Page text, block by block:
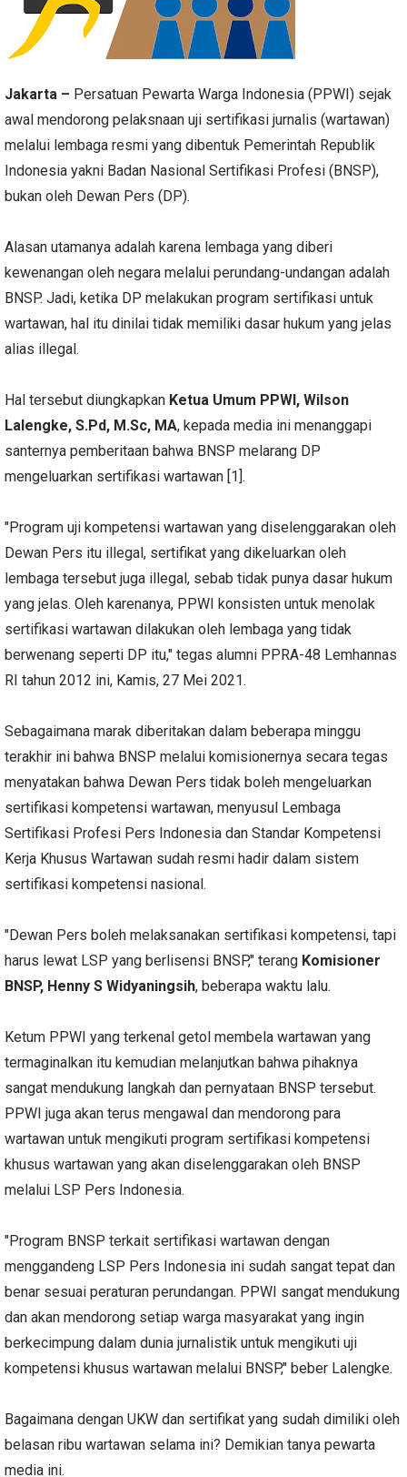
Jakarta – Persatuan Pewarta Warga Indonesia (PPWI) sejak
awal mendorong pelaksnaan uji sertifikasi jurnalis (wartawan)
melalui lembaga resmi yang dibentuk Pemerintah Republik
Indonesia yakni Badan Nasional Sertifikasi Profesi (BNSP),
bukan oleh Dewan Pers (DP).
Alasan utamanya adalah karena lembaga yang diberi
kewenangan oleh negara melalui perundang-undangan adalah
BNSP. Jadi, ketika DP melakukan program sertifikasi untuk
wartawan, hal itu dinilai tidak memiliki dasar hukum yang jelas
alias illegal.
Hal tersebut diungkapkan Ketua Umum PPWI, Wilson
Lalengke, S.Pd, M.Sc, MA, kepada media ini menanggapi
santernya pemberitaan bahwa BNSP melarang DP
mengeluarkan sertifikasi wartawan [1].
"Program uji kompetensi wartawan yang diselenggarakan oleh
Dewan Pers itu illegal, sertifikat yang dikeluarkan oleh
lembaga tersebut juga illegal, sebab tidak punya dasar hukum
yang jelas. Oleh karenanya, PPWI konsisten untuk menolak
sertifikasi wartawan dilakukan oleh lembaga yang tidak
berwenang seperti DP itu," tegas alumni PPRA-48 Lemhannas
RI tahun 2012 ini, Kamis, 27 Mei 2021.
Sebagaimana marak diberitakan dalam beberapa minggu
terakhir ini bahwa BNSP melalui komisionernya secara tegas
menyatakan bahwa Dewan Pers tidak boleh mengeluarkan
sertifikasi kompetensi wartawan, menyusul Lembaga
Sertifikasi Profesi Pers Indonesia dan Standar Kompetensi
Kerja Khusus Wartawan sudah resmi hadir dalam sistem
sertifikasi kompetensi nasional.
"Dewan Pers boleh melaksanakan sertifikasi kompetensi, tapi
harus lewat LSP yang berlisensi BNSP," terang Komisioner
BNSP, Henny S Widyaningsih, beberapa waktu lalu.
Ketum PPWI yang terkenal getol membela wartawan yang
termaginalkan itu kemudian melanjutkan bahwa pihaknya
sangat mendukung langkah dan pernyataan BNSP tersebut.
PPWI juga akan terus mengawal dan mendorong para
wartawan untuk mengikuti program sertifikasi kompetensi
khusus wartawan yang akan diselenggarakan oleh BNSP
melalui LSP Pers Indonesia.
"Program BNSP terkait sertifikasi wartawan dengan
menggandeng LSP Pers Indonesia ini sudah sangat tepat dan
benar sesuai peraturan perundangan. PPWI sangat mendukung
dan akan mendorong setiap warga masyarakat yang ingin
berkecimpung dalam dunia jurnalistik untuk mengikuti uji
kompetensi khusus wartawan melalui BNSP," beber Lalengke.
Bagaimana dengan UKW dan sertifikat yang sudah dimiliki oleh
belasan ribu wartawan selama ini? Demikian tanya pewarta
media ini.